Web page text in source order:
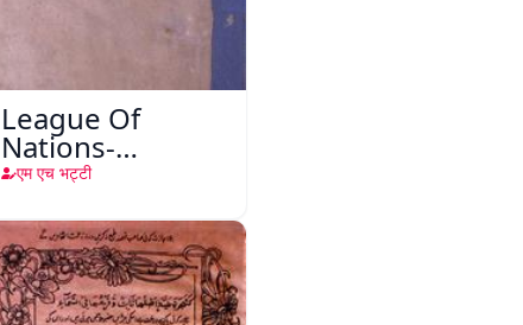
League Of
Nations-
Jamiyyat-ul-
एम एच भट्टी